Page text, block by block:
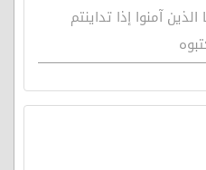
33 - يا أيها الذين آمنوا إذا تداينتم